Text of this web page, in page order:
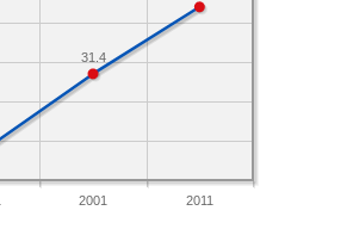
2001 2011
31.4